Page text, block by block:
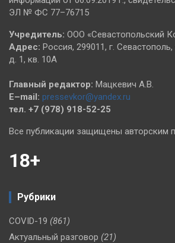
ЭЛ № ФС 77–76715
Учредитель: ООО «Севастопольский
Адрес: Россия, 299011, г.
д. 1, кв. 10А
Главный редактор: Мацкевич А.В.
E–mail: pressevkor@yandex.ru
тел. +7 (978) 918-52-25
Все публикации защищены авторским
18+
Рубрики
COVID-19 (861)
Актуальный разговор (21)